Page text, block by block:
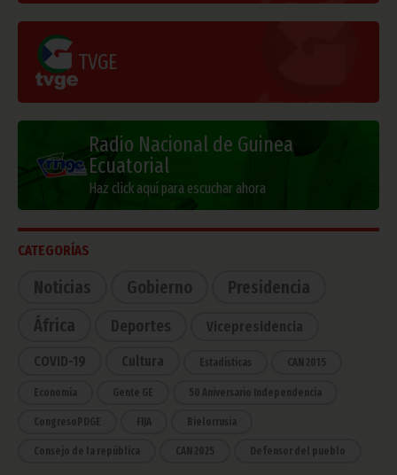
TVGE
Radio Nacional de Guinea
Ecuatorial
Haz click aquí para escuchar ahora
CATEGORÍAS
Noticias Gobierno
Presidencia
África
Deportes Vicepresidencia
COVID-19 Cultura Estadísticas CAN 2015
Economía Gente GE 50 Aniversario Independencia
CongresoPDGE FIJA Bielorrusia
Consejo de la república CAN 2025 Defensor del pueblo